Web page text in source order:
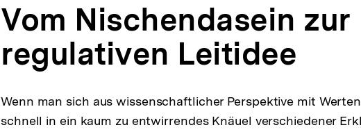
Vom Nischendasein zur
regulativen Leitidee
Wenn man sich aus wissenschaftlicher Perspektive mit
schnell in ein kaum zu entwirrendes Knäuel verschiedener